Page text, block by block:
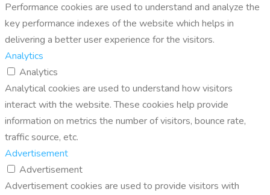
Performance cookies are used to understand and analyze the
key performance indexes of the website which helps in
delivering a better user experience for the visitors.
Analytics
Analytics
Analytical cookies are used to understand how visitors
interact with the website. These cookies help provide
information on metrics the number of visitors, bounce rate,
traffic source, etc.
Advertisement
Advertisement
Advertisement cookies are used to provide visitors with